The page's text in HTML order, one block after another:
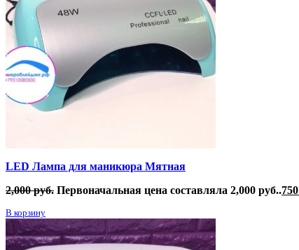
LED Лампа для маникюра Мятная
2,000руб. Первоначальная цена составляла 2,000 руб..750
В корзину